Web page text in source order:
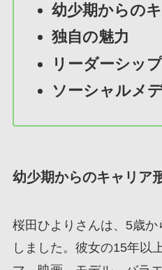
幼少期からの
独自の魅力
リーダーシッ
ソーシャルメ
幼少期からのキャリア
桜田ひよりさんは、5歳
しました。彼女の15年以